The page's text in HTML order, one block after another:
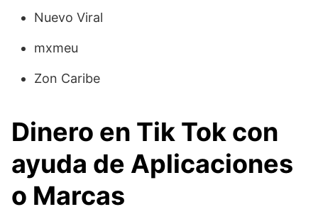
Nuevo Viral
mxmeu
Zon Caribe
Dinero en Tik Tok con
ayuda de Aplicaciones
o Marcas